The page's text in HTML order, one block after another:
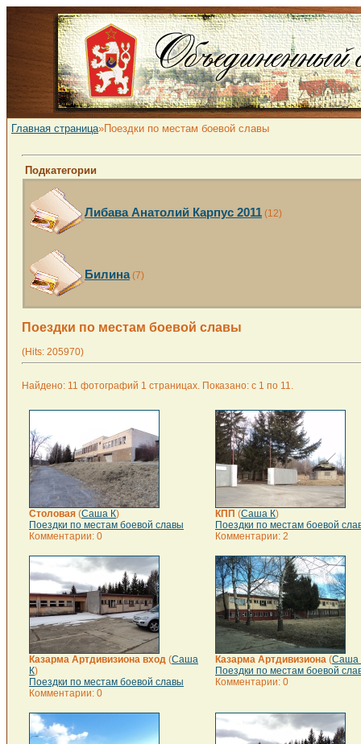
Главная страница»Поездки по местам боевой славы
Подкатегории
Либава Анатолий Карпус 2011 (12)
Билина(7)
Поездки по местам боевой славы
(Hits: 205970)
Найдено: 11 фотографий 1 страницах. Показано: с 1 по 11.
Столовая (Саша К)
Поездки по местам боевой славы
Комментарии: 0
КПП (Саша К)
Поездки по местам боевой
Комментарии: 2
Казарма Артдивизиона вход (Саша
К)
Поездки по местам боевой славы
Комментарии: 0
Казарма Артдивизиона (Саша
Поездки по местам боевой
Комментарии: 0